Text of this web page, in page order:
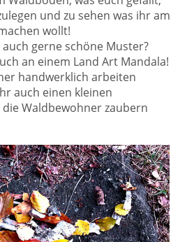
und zu sehen was ihr am
wollt!
gerne schöne Muster?
an einem Land Art Mandala!
handwerklich arbeiten
auch einen kleinen
Waldbewohner zaubern